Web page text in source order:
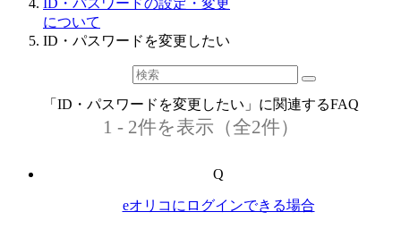
ID・パスワードの設定・変更
について
ID・パスワードを変更したい
「ID・パスワードを変更したい」に関連するFAQ
1 - 2件を表示（全2件）
Q
eオリコにログインできる場合